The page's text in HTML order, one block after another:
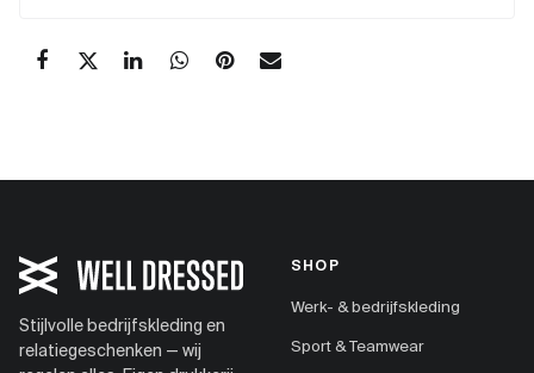
Stijlvolle bedrijfskleding en
relatiegeschenken — wij
SHOP
Werk- & bedrijfskleding
Sport & Teamwear